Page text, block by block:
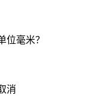
位毫米？
消